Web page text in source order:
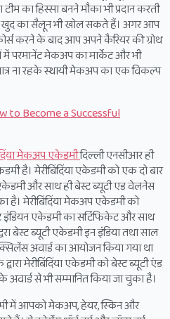
का हिस्सा बनने मौका भी प्रदान करती
खुद का सैलून भी खोल सकते हैं। अगर आप
करने के बाद आप अपने कैरियर की ग्रोथ
परमानेंट मेकअप का मार्केट और भी
ना रहके स्थायी मेकअप का एक विकल्प
to Become a Successful
मेकअप एकेडमीदिल्ली एनसीआर ही
है। मेरीबिंदिंया एकेडमी को एक दो बार
और साथ ही बेस्ट ब्यूटी एड वेलनेस
है। मेरीबिंदिंया मेकअप एकेडमी को
इंडियन एकेडमी का सर्टिफिकेट और साथ
बेस्ट ब्यूटी एकेडमी इन इंडिया तथा साल
अवार्ड का आयोजन किया गया था
मेरीबिंदिंया एकेडमी को बेस्ट ब्यूटी एंड
से भी सम्मानित किया जा चुका है।
में आपको मेकअप, हेयर, स्किन और